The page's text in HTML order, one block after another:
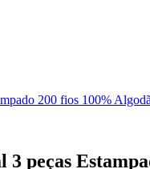
200 fios 100%
3 peças